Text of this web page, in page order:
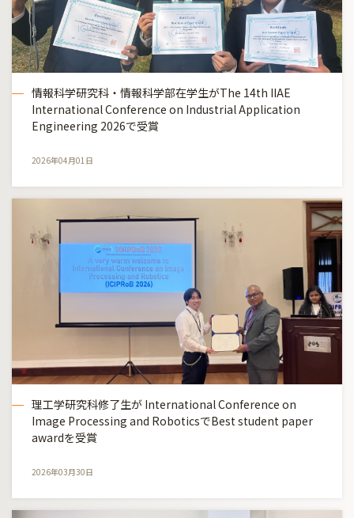
情報科学研究科・情報科学部在学生がThe 14th IIAE
International Conference on Industrial Application
Engineering 2026で受賞
2026年04月01日
理工学研究科修了生が International Conference on
Image Processing and RoboticsでBest student paper
awardを受賞
2026年03月30日